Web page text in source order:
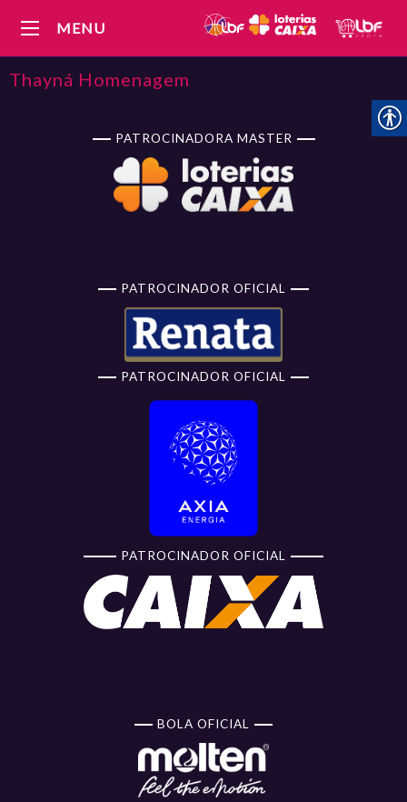
MENU
Thayná Homenagem
PATROCINADORA MASTER
PATROCINADOR OFICIAL
PATROCINADOR OFICIAL
PATROCINADOR OFICIAL
BOLA OFICIAL